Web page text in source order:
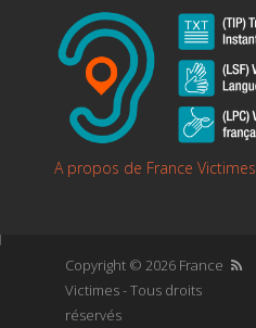
A propos de France Victimes
Copyright © 2026 France
Victimes - Tous droits
réservés